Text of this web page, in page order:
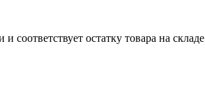
соответствует остатку товара на складе